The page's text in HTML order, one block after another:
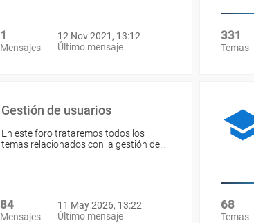
1
Mensajes
12 Nov 2021, 13:12
Último mensaje
331
Temas
Gestión de usuarios
En este foro trataremos todos los
temas relacionados con la gestión de…
84
Mensajes
11 May 2026, 13:22
Último mensaje
68
Temas